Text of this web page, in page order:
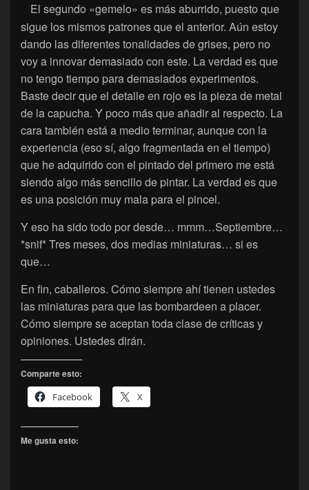
El segundo «gemelo» es más aburrido, puesto que
sigue los mismos patrones que el anterior. Aún estoy
dando las diferentes tonalidades de grises, pero no
voy a innovar demasiado con este. La verdad es que
no tengo tiempo para demasiados experimentos.
Baste decir que el detalle en rojo es la pieza de metal
de la capucha. Y poco más que añadir al respecto. La
cara también está a medio terminar, aunque con la
experiencia (eso sí, algo fragmentada en el tiempo)
que he adquirido con el pintado del primero me está
siendo algo más sencillo de pintar. La verdad es que
es una posición muy mala para el pincel.
Y eso ha sido todo por desde… mmm…Septiembre…
*snif* Tres meses, dos medias miniaturas… si es
que…
En fin, caballeros. Cómo siempre ahí tienen ustedes
las miniaturas para que las bombardeen a placer.
Cómo siempre se aceptan toda clase de críticas y
opiniones. Ustedes dirán.
Comparte esto:
Facebook
X
Me gusta esto: